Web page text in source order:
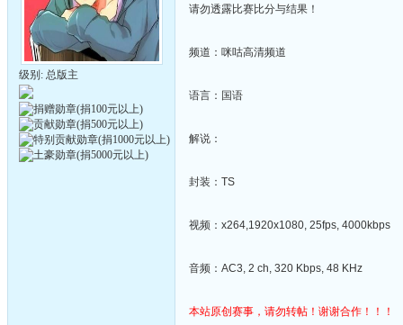
级别: 总版主
请勿透露比赛比分与结果！
频道：咪咕高清频道
语言：国语
解说：
封装：TS
视频：x264,1920x1080, 25fps, 4000kbps
音频：AC3, 2 ch, 320 Kbps, 48 KHz
本站原创赛事，请勿转帖！谢谢合作！！！